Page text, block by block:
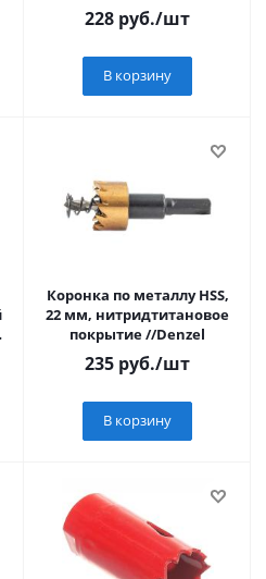
228 руб./шт
В корзину
Коронка по металлу HSS,
22 мм, нитридтитановое
покрытие //Denzel
235 руб./шт
В корзину